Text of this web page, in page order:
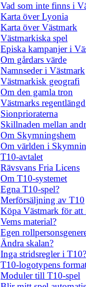
Vad som inte finns i
Karta över Lyonia
Karta över Västmark
Västmarkiska spel
Episka kampanjer i
Om gårdars värde
Namnseder i Västmark
Västmarkisk geografi
Om den gamla tron
Västmarks regentlängd
Sionprioraterna
Skillnaden mellan
Om Skymningshem
Om världen i
T10-avtalet
Rävsvans Fria Licens
Om T10-systemet
Egna T10-spel?
Merförsäljning av T10
Köpa Västmark för att
Vems material?
Egen
Ändra skalan?
Inga stridsregler i T10?
T10-logotypens
Moduler till T10-spel